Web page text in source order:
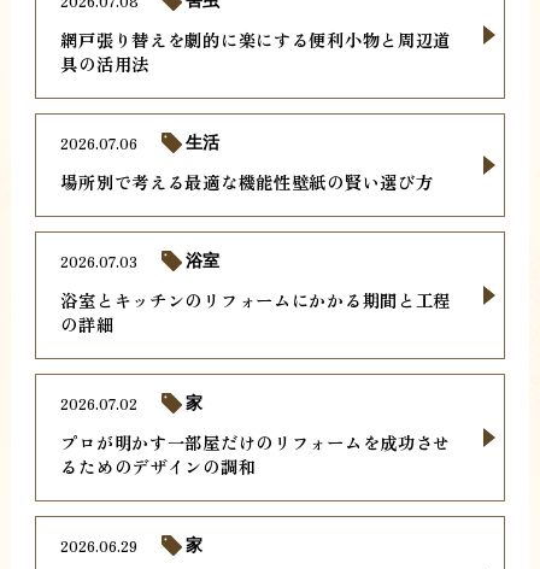
網戸張り替えを劇的に楽にする便利小物と周辺道
具の活用法
場所別で考える最適な機能性壁紙の賢い選び方
2026.07.06 生活
浴室とキッチンのリフォームにかかる期間と工程
の詳細
2026.07.03 浴室
プロが明かす一部屋だけのリフォームを成功させ
るためのデザインの調和
2026.07.02 家
2026.06.29 家